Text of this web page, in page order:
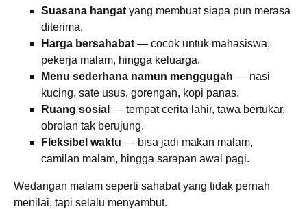
Suasana hangat yang membuat siapa pun merasa
diterima.
Harga bersahabat — cocok untuk mahasiswa,
pekerja malam, hingga keluarga.
Menu sederhana namun menggugah — nasi
kucing, sate usus, gorengan, kopi panas.
Ruang sosial — tempat cerita lahir, tawa bertukar,
obrolan tak berujung.
Fleksibel waktu — bisa jadi makan malam,
camilan malam, hingga sarapan awal pagi.
Wedangan malam seperti sahabat yang tidak pernah
menilai, tapi selalu menyambut.